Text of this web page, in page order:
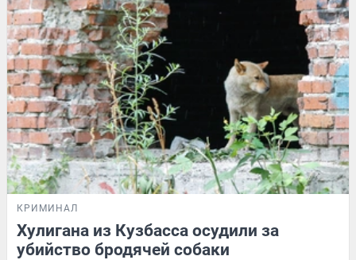
КРИМИНАЛ
Хулигана из Кузбасса осудили за
убийство бродячей собаки